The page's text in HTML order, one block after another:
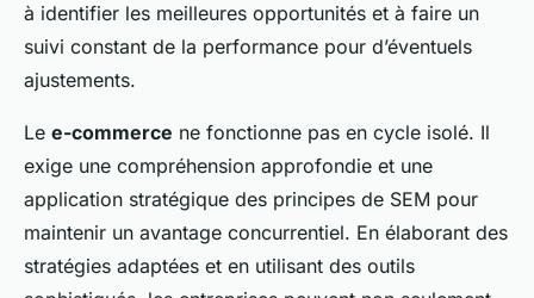
à identifier les meilleures opportunités et à faire un
suivi constant de la performance pour d’éventuels
ajustements.
Le e-commerce ne fonctionne pas en cycle isolé. Il
exige une compréhension approfondie et une
application stratégique des principes de SEM pour
maintenir un avantage concurrentiel. En élaborant des
stratégies adaptées et en utilisant des outils